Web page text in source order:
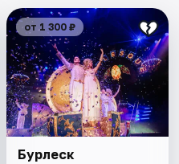
от 1 300 ₽
Бурлеск